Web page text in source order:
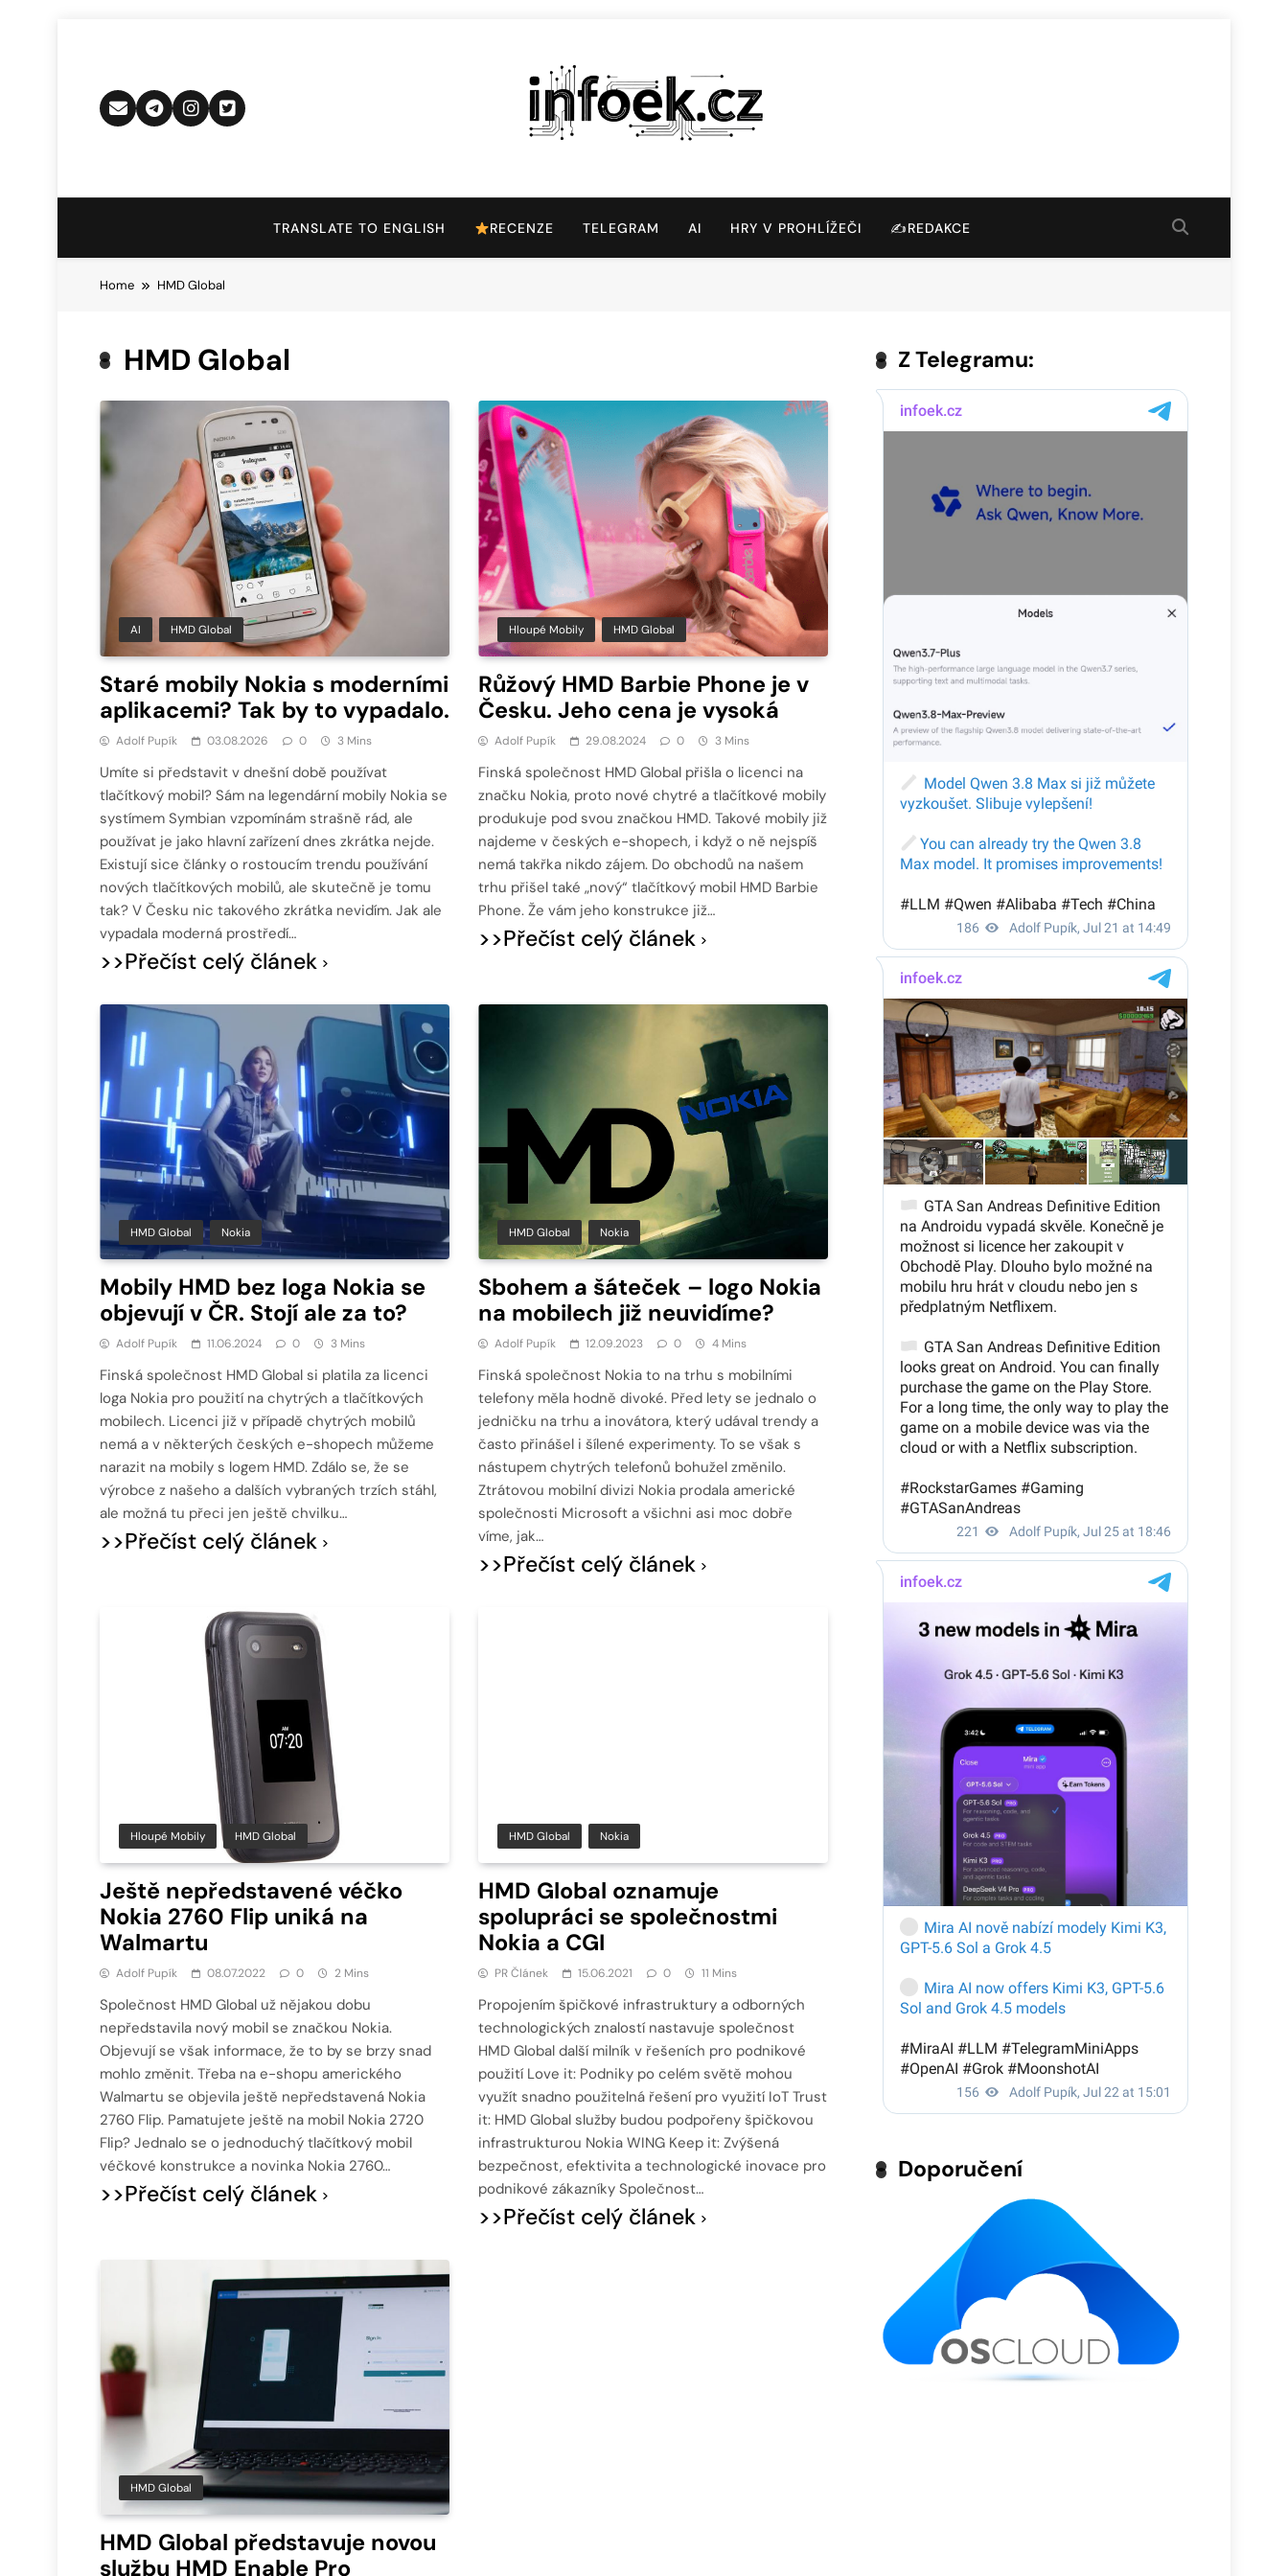
Infoek.cz
TRANSLATE TO ENGLISH RECENZE TELEGRAM AI HRY V PROHLÍŽEČI ✍️REDAKCE
Home HMD Global
HMD Global
AI HMD Global
Staré mobily Nokia s moderními
aplikacemi? Tak by to vypadalo.
Adolf Pupík 03.08.2026 0 3 Mins
Umíte si představit v dnešní době používat
tlačítkový mobil? Sám na legendární mobily Nokia se
systímem Symbian vzpomínám strašně rád, ale
používat je jako hlavní zařízení dnes zkrátka nejde.
Existují sice články o rostoucím trendu používání
nových tlačítkových mobilů, ale skutečně je tomu
tak? V Česku nic takového zkrátka nevidím. Jak ale
vypadala moderná prostředí…
>>Přečíst celý článek
Hloupé Mobily HMD Global
Růžový HMD Barbie Phone je v
Česku. Jeho cena je vysoká
Adolf Pupík 29.08.2024 0 3 Mins
Finská společnost HMD Global přišla o licenci na
značku Nokia, proto nové chytré a tlačítkové mobily
produkuje pod svou značkou HMD. Takové mobily již
najdeme v českých e-shopech, i když o ně nejspíš
nemá takřka nikdo zájem. Do obchodů na našem
trhu přišel také „nový“ tlačítkový mobil HMD Barbie
Phone. Že vám jeho konstrukce již…
>>Přečíst celý článek
HMD Global Nokia
Mobily HMD bez loga Nokia se
objevují v ČR. Stojí ale za to?
Adolf Pupík 11.06.2024 0 3 Mins
Finská společnost HMD Global si platila za licenci
loga Nokia pro použití na chytrých a tlačítkových
mobilech. Licenci již v případě chytrých mobilů
nemá a v některých českých e-shopech můžeme
narazit na mobily s logem HMD. Zdálo se, že se
výrobce z našeho a dalších vybraných trzích stáhl,
ale možná tu přeci jen ještě chvilku…
>>Přečíst celý článek
HMD Global Nokia
Sbohem a šáteček – logo Nokia
na mobilech již neuvidíme?
Adolf Pupík 12.09.2023 0 4 Mins
Finská společnost Nokia to na trhu s mobilními
telefony měla hodně divoké. Před lety se jednalo o
jedničku na trhu a inovátora, který udával trendy a
často přinášel i šílené experimenty. To se však s
nástupem chytrých telefonů bohužel změnilo.
Ztrátovou mobilní divizi Nokia prodala americké
společnosti Microsoft a všichni asi moc dobře
víme, jak…
>>Přečíst celý článek
Hloupé Mobily HMD Global
Ještě nepředstavené véčko
Nokia 2760 Flip uniká na
Walmartu
Adolf Pupík 08.07.2022 0 2 Mins
Společnost HMD Global už nějakou dobu
nepředstavila nový mobil se značkou Nokia.
Objevují se však informace, že to by se brzy snad
mohlo změnit. Třeba na e-shopu amerického
Walmartu se objevila ještě nepředstavená Nokia
2760 Flip. Pamatujete ještě na mobil Nokia 2720
Flip? Jednalo se o jednoduchý tlačítkový mobil
véčkové konstrukce a novinka Nokia 2760…
>>Přečíst celý článek
HMD Global Nokia
HMD Global oznamuje
spolupráci se společnostmi
Nokia a CGI
PR Článek 15.06.2021 0 11 Mins
Propojením špičkové infrastruktury a odborných
technologických znalostí nastavuje společnost
HMD Global další milník v řešeních pro podnikové
použití Love it: Podniky po celém světě mohou
využít snadno použitelná řešení pro využití IoT Trust
it: HMD Global služby budou podpořeny špičkovou
infrastrukturou Nokia WING Keep it: Zvýšená
bezpečnost, efektivita a technologické inovace pro
podnikové zákazníky Společnost…
>>Přečíst celý článek
HMD Global
HMD Global představuje novou
službu HMD Enable Pro
Z Telegramu:
Doporučení